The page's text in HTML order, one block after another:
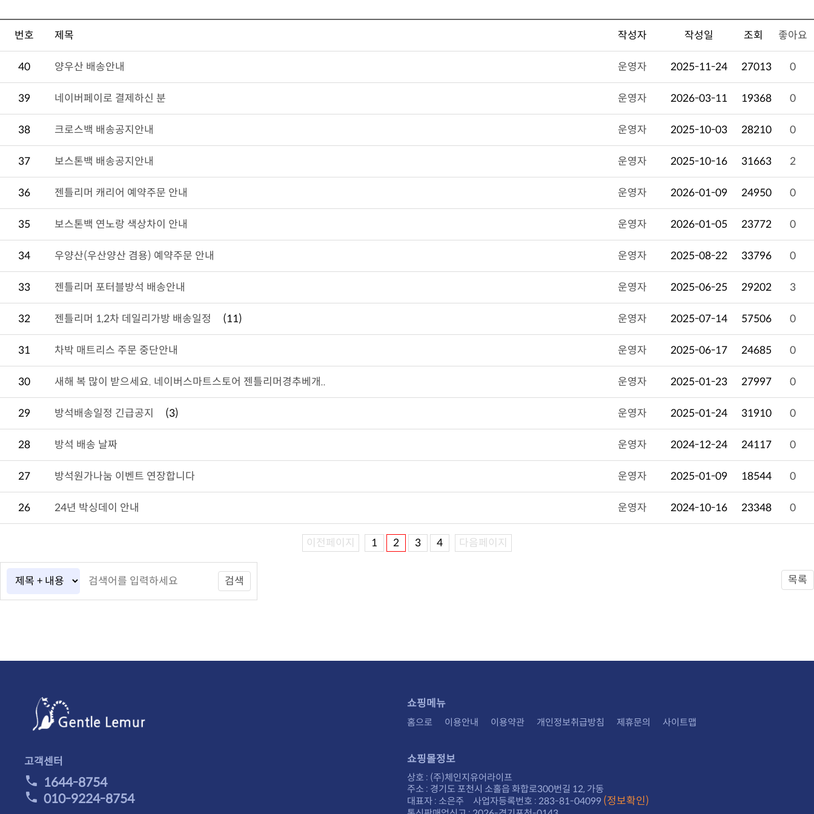
번호 제목 작성자 작성일 조회 좋아요
40 양우산 배송안내 운영자 2025-11-24 27013 0
39 네이버페이로 결제하신 분 운영자 2026-03-11 19368 0
38 크로스백 배송공지안내 운영자 2025-10-03 28210 0
37 보스톤백 배송공지안내 운영자 2025-10-16 31663 2
36 젠틀리머 캐리어 예약주문 안내 운영자 2026-01-09 24950 0
35 보스톤백 연노랑 색상차이 안내 운영자 2026-01-05 23772 0
34 우양산(우산양산 겸용) 예약주문 안내 운영자 2025-08-22 33796 0
33 젠틀리머 포터블방석 배송안내 운영자 2025-06-25 29202 3
32 젠틀리머 1,2차 데일리가방 배송일정 (11) 운영자 2025-07-14 57506 0
31 차박 매트리스 주문 중단안내 운영자 2025-06-17 24685 0
30 새해 복 많이 받으세요. 네이버스마트스토어 젠틀리머경추베개.. 운영자 2025-01-23 27997 0
29 방석배송일정 긴급공지 (3) 운영자 2025-01-24 31910 0
28 방석 배송 날짜 운영자 2024-12-24 24117 0
27 방석원가나눔 이벤트 연장합니다 운영자 2025-01-09 18544 0
26 24년 박싱데이 안내 운영자 2024-10-16 23348 0
이전페이지 1 2 3 4 다음페이지
검색 목록
고객센터
1644-8754
010-9224-8754
쇼핑메뉴
홈으로 이용안내 이용약관 개인정보취급방침 제휴문의 사이트맵
쇼핑몰정보
상호 : (주)체인지유어라이프
주소 : 경기도 포천시 소홀읍 화합로300번길 12, 가동
대표자 : 소은주 사업자등록번호 : 283-81-04099 (정보확인)